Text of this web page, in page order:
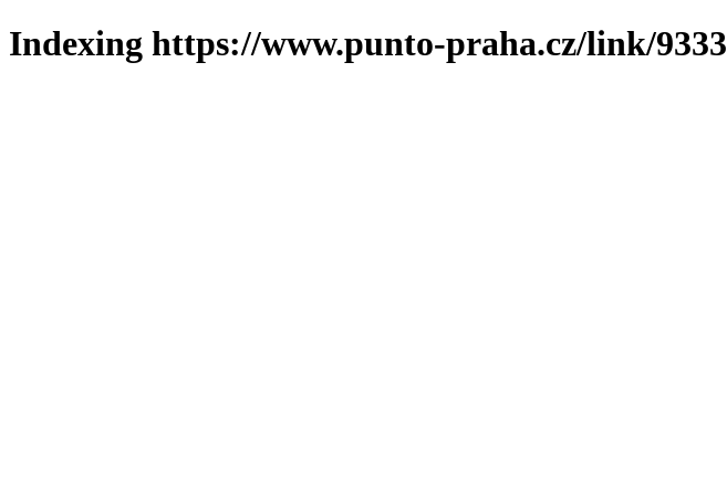
Indexing https://www.punto-praha.cz/link/9333